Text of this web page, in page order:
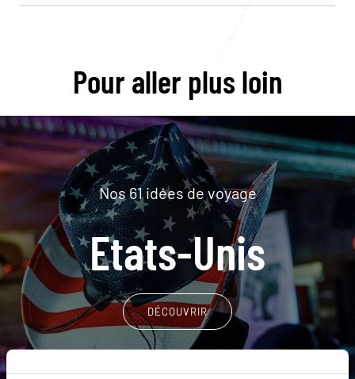
Pour aller plus loin
Nos 61 idées de voyage
Etats-Unis
DÉCOUVRIR